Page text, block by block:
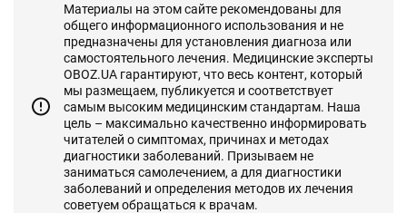
Материалы на этом сайте рекомендованы для
общего информационного использования и не
предназначены для установления диагноза или
самостоятельного лечения. Медицинские эксперты
OBOZ.UA гарантируют, что весь контент, который
мы размещаем, публикуется и соответствует
самым высоким медицинским стандартам. Наша
цель – максимально качественно информировать
читателей о симптомах, причинах и методах
диагностики заболеваний. Призываем не
заниматься самолечением, а для диагностики
заболеваний и определения методов их лечения
советуем обращаться к врачам.